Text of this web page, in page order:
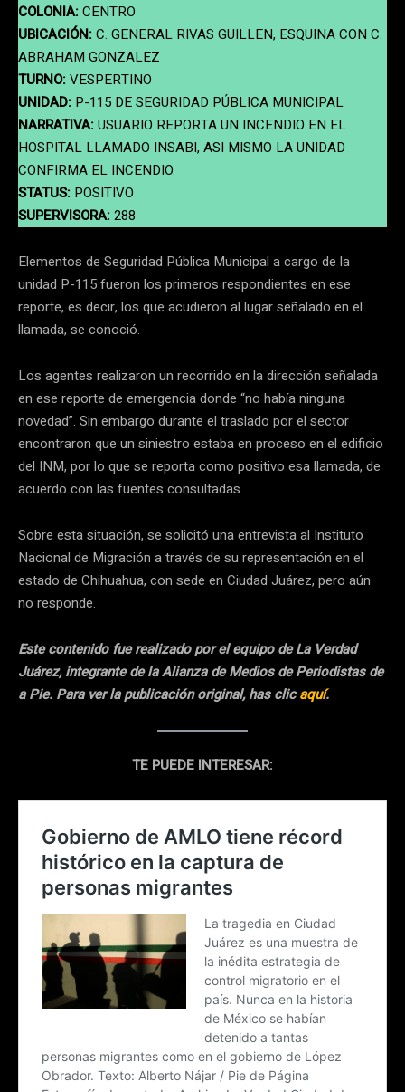
COLONIA:CENTRO
UBICACIÓN:C. GENERAL RIVAS GUILLEN, ESQUINA CON C.
ABRAHAM GONZALEZ
TURNO:VESPERTINO
UNIDAD: P-115 DE SEGURIDAD PÚBLICA MUNICIPAL
NARRATIVA:USUARIO REPORTA UN INCENDIO EN EL
HOSPITAL LLAMADO INSABI, ASI MISMO LA UNIDAD
CONFIRMA EL INCENDIO.
STATUS: POSITIVO
SUPERVISORA:288
Elementos de Seguridad Pública Municipal a cargo de la
unidad P-115 fueron los primeros respondientes en ese
reporte, es decir, los que acudieron al lugar señalado en el
llamada, se conoció.
Los agentes realizaron un recorrido en la dirección señalada
en ese reporte de emergencia donde “no había ninguna
novedad”. Sin embargo durante el traslado por el sector
encontraron que un siniestro estaba en proceso en el edificio
del INM, por lo que se reporta como positivo esa llamada, de
acuerdo con las fuentes consultadas.
Sobre esta situación, se solicitó una entrevista al Instituto
Nacional de Migración a través de su representación en el
estado de Chihuahua, con sede en Ciudad Juárez, pero aún
no responde.
Este contenido fue realizado por el equipo de La Verdad
Juárez, integrante de la Alianza de Medios de Periodistas de
a Pie. Para ver la publicación original, has clicaquí.
TE PUEDE INTERESAR: